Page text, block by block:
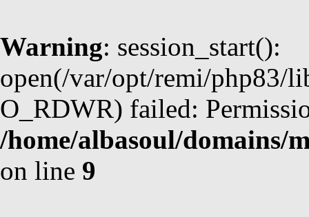
Warning: session_start():
open(/var/opt/remi/php83/
O_RDWR) failed:
/home/albasoul/domains/
on line 9